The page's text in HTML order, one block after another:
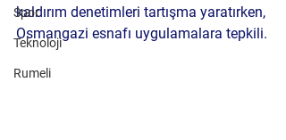
Spor
Teknoloji
Rumeli
kaldırım denetimleri tartışma yaratırken,
Osmangazi esnafı uygulamalara tepkili.